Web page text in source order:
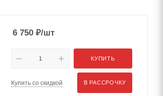
6 750 ₽/шт
КУПИТЬ
Купить со скидкой В РАССРОЧКУ